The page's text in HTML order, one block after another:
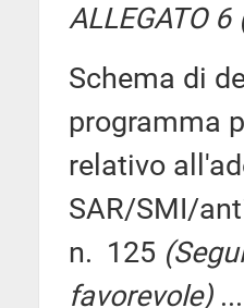
ALLEGATO
Schema di
programma
relativo
SAR/SMI/
n. 125
favorevole)